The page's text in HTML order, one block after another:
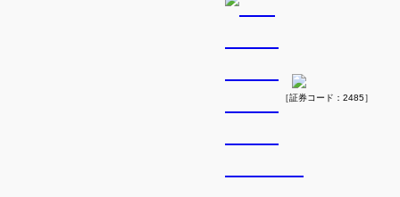
［証券コード：2485］